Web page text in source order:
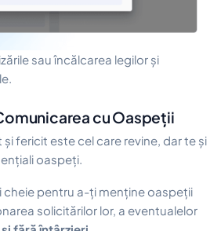
sau încălcarea legilor și
cu Oaspeții
fericit este cel care revine, dar te și
oaspeți.
cheie pentru a-ți menține oaspeții
solicitărilor lor, a eventualelor